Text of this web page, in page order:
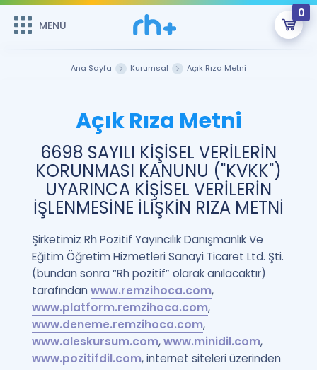
MENÜ
0
Şifremi Hatırlamıyorum
GİRİŞ YAP
Remzi Hoca ile seni sınava hazırlayacak onlarca eğitim seni
bekliyor!
MENÜ
Çalışma Paketleri
Kitaplar ve Kaynaklar
Katılımcı Görüşleri
Faydalı Araçlar
Ücretsiz Kaynaklar
Sözlük
Puan Hesaplama
Rehberlik Aracı
Blog
İngilizce Gramer
Hakkımızda
Kariyer
Soru & Cevap
İletişim
Ana Sayfa Kurumsal Açık Rıza Metni
Açık Rıza Metni
6698 SAYILI KİŞİSEL VERİLERİN
KORUNMASI KANUNU ("KVKK")
UYARINCA KİŞİSEL VERİLERİN
İŞLENMESİNE İLİŞKİN RIZA METNİ
Şirketimiz Rh Pozitif Yayıncılık Danışmanlık Ve
Eğitim Öğretim Hizmetleri Sanayi Ticaret Ltd. Şti.
(bundan sonra “Rh pozitif” olarak anılacaktır)
tarafından www.remzihoca.com,
www.platform.remzihoca.com,
www.deneme.remzihoca.com,
www.aleskursum.com,www.minidil.com,
www.pozitifdil.com, internet siteleri üzerinden